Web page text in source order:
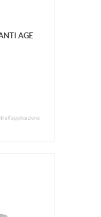
AGE
all'applicazione